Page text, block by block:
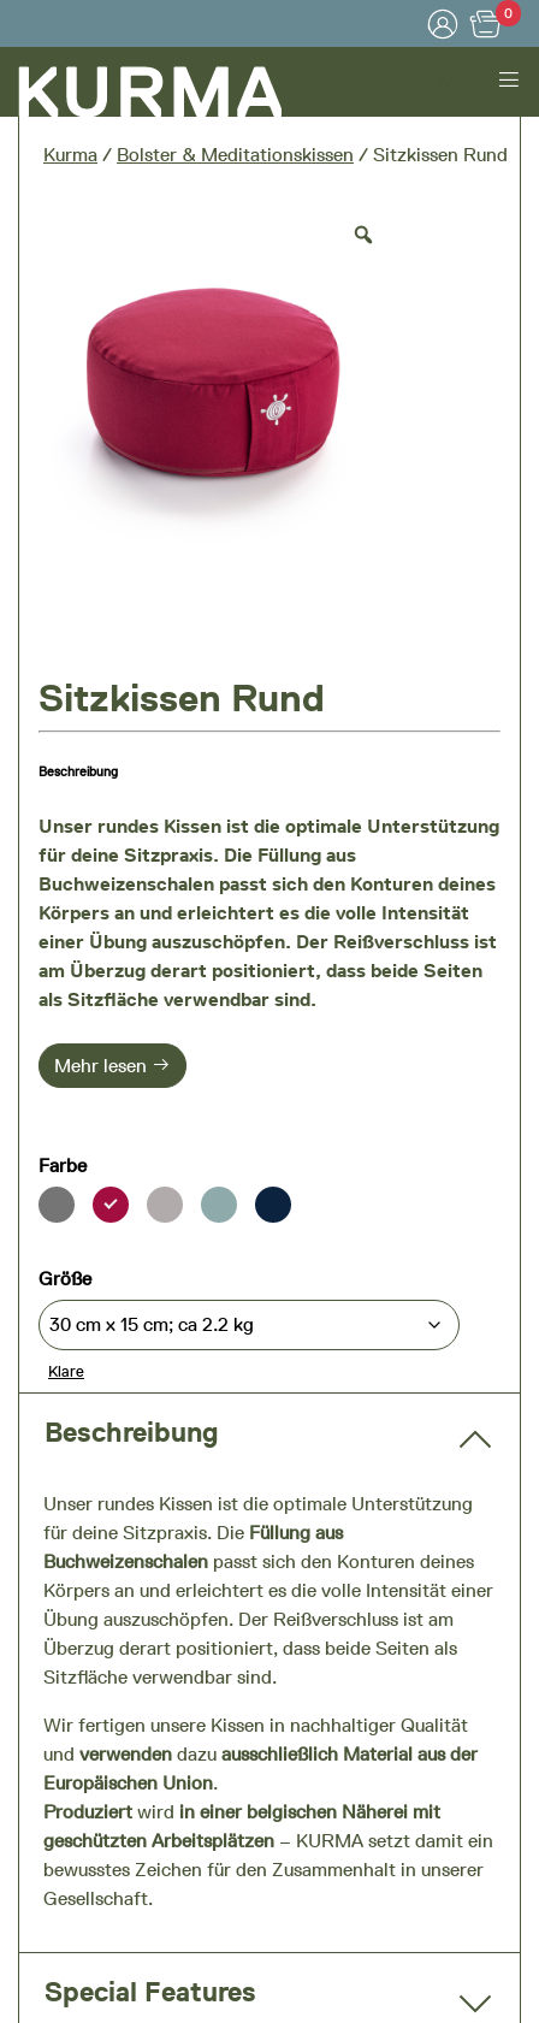
0
Kurma / Bolster & Meditationskissen / Sitzkissen Rund
Sitzkissen Rund
Beschreibung
Unser rundes Kissen ist die optimale Unterstützung
für deine Sitzpraxis. Die Füllung aus
Buchweizenschalen passt sich den Konturen deines
Körpers an und erleichtert es die volle Intensität
einer Übung auszuschöpfen. Der Reißverschluss ist
am Überzug derart positioniert, dass beide Seiten
als Sitzfläche verwendbar sind.
Mehr lesen
Farbe
Größe
Klare
Beschreibung
Unser rundes Kissen ist die optimale Unterstützung
für deine Sitzpraxis. Die Füllung aus
Buchweizenschalen passt sich den Konturen deines
Körpers an und erleichtert es die volle Intensität einer
Übung auszuschöpfen. Der Reißverschluss ist am
Überzug derart positioniert, dass beide Seiten als
Sitzfläche verwendbar sind.
Wir fertigen unsere Kissen in nachhaltiger Qualität
und verwenden dazu ausschließlich Material aus der
Europäischen Union.
Produziert wird in einer belgischen Näherei mit
geschützten Arbeitsplätzen – KURMA setzt damit ein
bewusstes Zeichen für den Zusammenhalt in unserer
Gesellschaft.
Special Features